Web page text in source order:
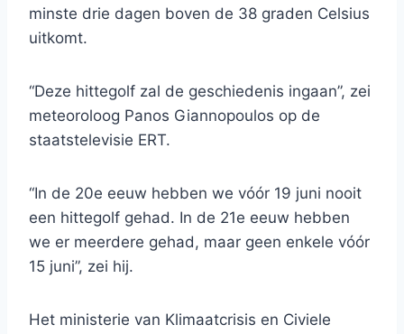
minste drie dagen boven de 38 graden Celsius
uitkomt.
“Deze hittegolf zal de geschiedenis ingaan”, zei
meteoroloog Panos Giannopoulos op de
staatstelevisie ERT.
“In de 20e eeuw hebben we vóór 19 juni nooit
een hittegolf gehad. In de 21e eeuw hebben
we er meerdere gehad, maar geen enkele vóór
15 juni”, zei hij.
Het ministerie van Klimaatcrisis en Civiele